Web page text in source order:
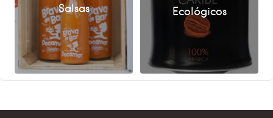
Salsas Ecológicos